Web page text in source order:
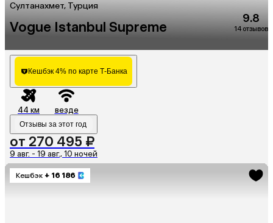
Султанахмет, Турция
Vogue Istanbul Supreme
9.8
14 отзывов
Кешбэк 4% по карте Т-Банка
44 км везде
Отзывы за этот год
от 270 495 ₽
9 авг. - 19 авг., 10 ночей
Кешбэк + 16 186